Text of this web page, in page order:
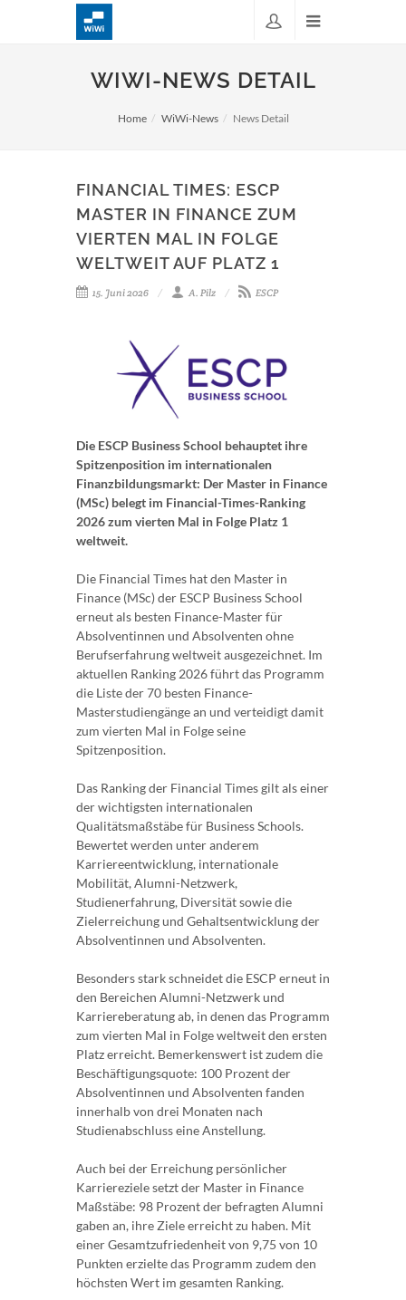
WIWI-NEWS DETAIL
Home WiWi-News News Detail
FINANCIAL TIMES: ESCP
MASTER IN FINANCE ZUM
VIERTEN MAL IN FOLGE
WELTWEIT AUF PLATZ 1
15. Juni 2026 A. Pilz ESCP
Die ESCP Business School behauptet ihre
Spitzenposition im internationalen
Finanzbildungsmarkt: Der Master in Finance
(MSc) belegt im Financial-Times-Ranking
2026 zum vierten Mal in Folge Platz 1
weltweit.
Die Financial Times hat den Master in
Finance (MSc) der ESCP Business School
erneut als besten Finance-Master für
Absolventinnen und Absolventen ohne
Berufserfahrung weltweit ausgezeichnet. Im
aktuellen Ranking 2026 führt das Programm
die Liste der 70 besten Finance-
Masterstudiengänge an und verteidigt damit
zum vierten Mal in Folge seine
Spitzenposition.
Das Ranking der Financial Times gilt als einer
der wichtigsten internationalen
Qualitätsmaßstäbe für Business Schools.
Bewertet werden unter anderem
Karriereentwicklung, internationale
Mobilität, Alumni-Netzwerk,
Studienerfahrung, Diversität sowie die
Zielerreichung und Gehaltsentwicklung der
Absolventinnen und Absolventen.
Besonders stark schneidet die ESCP erneut in
den Bereichen Alumni-Netzwerk und
Karriereberatung ab, in denen das Programm
zum vierten Mal in Folge weltweit den ersten
Platz erreicht. Bemerkenswert ist zudem die
Beschäftigungsquote: 100 Prozent der
Absolventinnen und Absolventen fanden
innerhalb von drei Monaten nach
Studienabschluss eine Anstellung.
Auch bei der Erreichung persönlicher
Karriereziele setzt der Master in Finance
Maßstäbe: 98 Prozent der befragten Alumni
gaben an, ihre Ziele erreicht zu haben. Mit
einer Gesamtzufriedenheit von 9,75 von 10
Punkten erzielte das Programm zudem den
höchsten Wert im gesamten Ranking.